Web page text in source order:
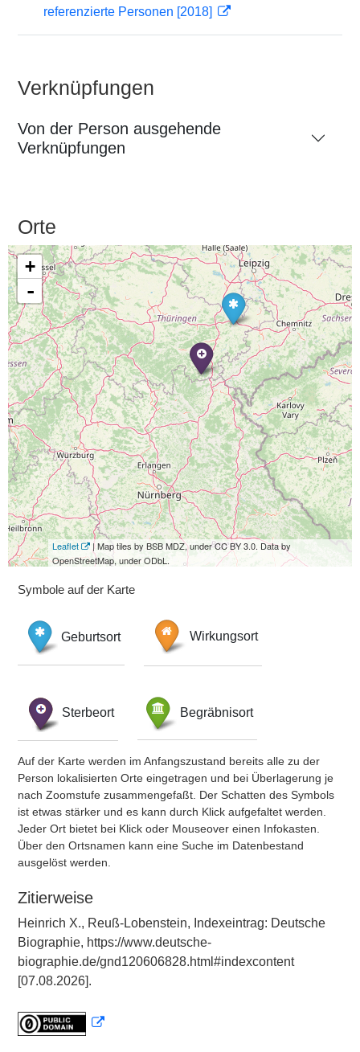
referenzierte Personen [2018]
Verknüpfungen
Von der Person ausgehende
Verknüpfungen
Orte
+
-
Leaflet
| Map tiles by BSB MDZ, under CC BY 3.0. Data by
OpenStreetMap, under ODbL.
Symbole auf der Karte
Geburtsort Wirkungsort
Sterbeort Begräbnisort
Auf der Karte werden im Anfangszustand bereits alle zu der
Person lokalisierten Orte eingetragen und bei Überlagerung je
nach Zoomstufe zusammengefaßt. Der Schatten des Symbols
ist etwas stärker und es kann durch Klick aufgefaltet werden.
Jeder Ort bietet bei Klick oder Mouseover einen Infokasten.
Über den Ortsnamen kann eine Suche im Datenbestand
ausgelöst werden.
Zitierweise
Heinrich X., Reuß-Lobenstein, Indexeintrag: Deutsche
Biographie, https://www.deutsche-
biographie.de/gnd120606828.html#indexcontent
[07.08.2026].